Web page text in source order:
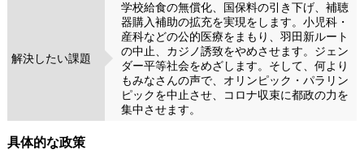
解決したい課題
学校給食の無償化、国保料の引き下げ、補聴
器購入補助の拡充を実現をします。小児科・
産科などの公的医療をまもり、羽田新ルート
の中止、カジノ誘致をやめさせます。ジェン
ダー平等社会をめざします。そして、何より
もみなさんの声で、オリンピック・パラリン
ピックを中止させ、コロナ収束に都政の力を
集中させます。
具体的な政策